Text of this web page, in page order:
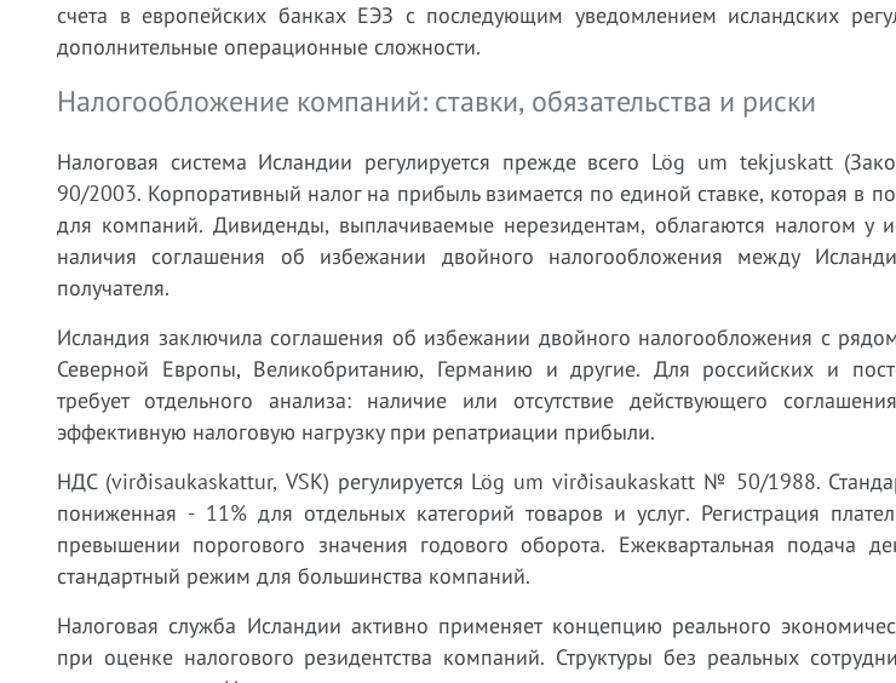
счета в европейских банках ЕЭЗ с последующим уведомлением исландских
дополнительные операционные сложности.
Налогообложение компаний: ставки, обязательства и риски
Налоговая система Исландии регулируется прежде всего Lög um tekjuskatt
90/2003. Корпоративный налог на прибыль взимается по единой ставке, которая в
для компаний. Дивиденды, выплачиваемые нерезидентам, облагаются налогом у
наличия соглашения об избежании двойного налогообложения между
получателя.
Исландия заключила соглашения об избежании двойного налогообложения с
Северной Европы, Великобританию, Германию и другие. Для российских и
требует отдельного анализа: наличие или отсутствие действующего
эффективную налоговую нагрузку при репатриации прибыли.
НДС (virðisaukaskattur, VSK) регулируется Lög um virðisaukaskatt № 50/1988.
пониженная - 11% для отдельных категорий товаров и услуг. Регистрация
превышении порогового значения годового оборота. Ежеквартальная подача
стандартный режим для большинства компаний.
Налоговая служба Исландии активно применяет концепцию реального
при оценке налогового резидентства компаний. Структуры без реальных